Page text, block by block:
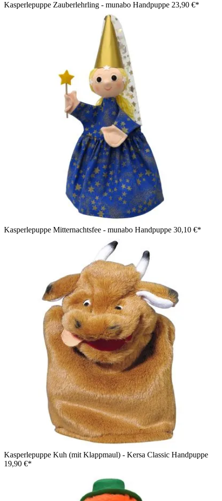
Kasperlepuppe Zauberlehrling - munabo Handpuppe 23,90 €*
Kasperlepuppe Mitternachtsfee - munabo Handpuppe 30,10 €*
Kasperlepuppe Kuh (mit Klappmaul) - Kersa Classic Handpuppe
19,90 €*